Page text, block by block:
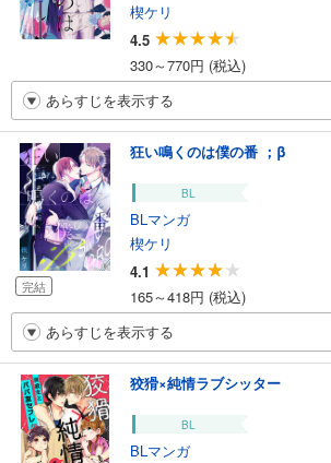
楔ケリ
4.5
330～770円 (税込)
あらすじを表示する
完結
狂い鳴くのは僕の番 ；β
BL
BLマンガ
楔ケリ
4.1
165～418円 (税込)
あらすじを表示する
狡猾×純情ラブシッター
BL
BLマンガ